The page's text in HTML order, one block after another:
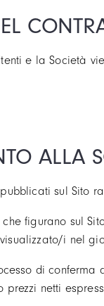
e la Società
ALLA
sul Sito
figurano sul
i nel
di conferma
prezzi netti